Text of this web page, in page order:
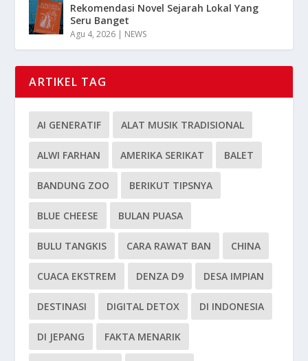
Rekomendasi Novel Sejarah Lokal Yang
Seru Banget
Agu 4, 2026 | NEWS
ARTIKEL TAG
AI GENERATIF ALAT MUSIK TRADISIONAL
ALWI FARHAN AMERIKA SERIKAT BALET
BANDUNG ZOO BERIKUT TIPSNYA
BLUE CHEESE BULAN PUASA
BULU TANGKIS CARA RAWAT BAN CHINA
CUACA EKSTREM DENZA D9 DESA IMPIAN
DESTINASI DIGITAL DETOX DI INDONESIA
DI JEPANG FAKTA MENARIK